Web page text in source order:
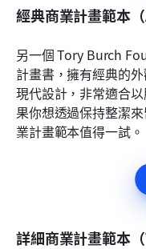
經典商業計畫範本
另一個 Tory Burch
計畫書，擁有經典的
現代設計，非常適合
果你想透過保持整潔
業計畫範本值得一試。
詳細商業計畫範本